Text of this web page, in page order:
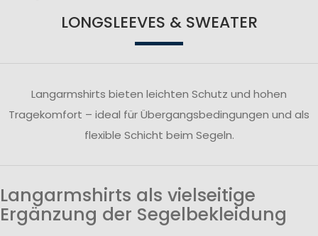
LONGSLEEVES & SWEATER
Langarmshirts bieten leichten Schutz und hohen
Tragekomfort – ideal für Übergangsbedingungen und als
flexible Schicht beim Segeln.
Langarmshirts als vielseitige
Ergänzung der Segelbekleidung